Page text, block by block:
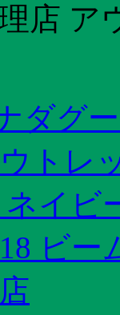
店 ア
ダグ
トレ
イビ
ビー